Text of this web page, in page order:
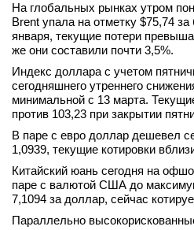
На глобальных рынках утром
Brent упала на отметку $75,74
января, текущие потери
же они составили почти 3,5%.
Индекс доллара с учетом
сегодняшнего утреннего
минимальной с 13 марта.
против 103,23 при закрытии
В паре с евро доллар дешевел
1,0939, текущие котировки
Китайский юань сегодня на
паре с валютой США до
7,1094 за доллар, сейчас
Параллельно